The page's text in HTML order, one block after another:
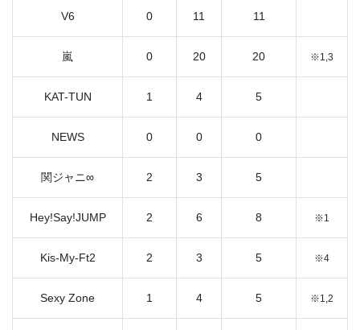
V6 0 11 11
嵐 0 20 20 ※1,3
KAT-TUN 1 4 5
NEWS 0 0 0
関ジャニ∞ 2 3 5
Hey!Say!JUMP 2 6 8 ※1
Kis-My-Ft2 2 3 5 ※4
Sexy Zone 1 4 5 ※1,2